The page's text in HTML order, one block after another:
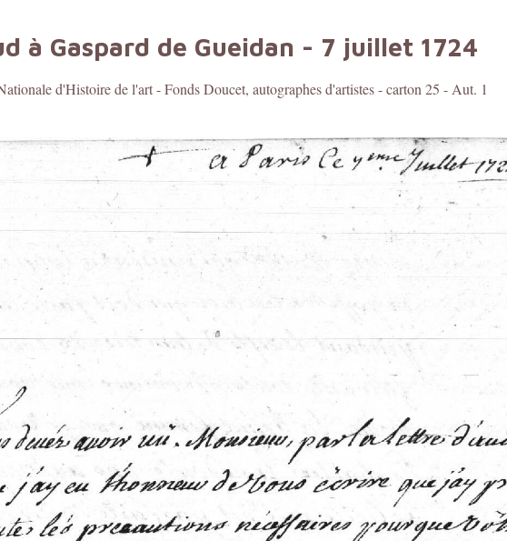
à Gaspard de Gueidan - 7 juillet 1724
d'Histoire de l'art - Fonds Doucet, autographes d'artistes - carton 25 - Aut. 1